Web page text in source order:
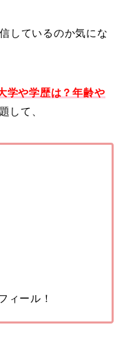
しているのか気にな
学や学歴は？年齢や
して、
ィール！